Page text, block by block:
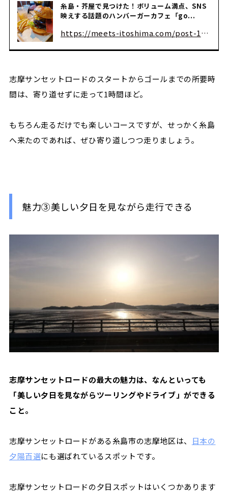
糸島・芥屋で見つけた！ボリューム満点、SNS
映えする話題のハンバーガーカフェ「go...
https://meets-itoshima.com/post-1902
志摩サンセットロードのスタートからゴールまでの所要時
間は、寄り道せずに走って1時間ほど。
もちろん走るだけでも楽しいコースですが、せっかく糸島
へ来たのであれば、ぜひ寄り道しつつ走りましょう。
魅力③美しい夕日を見ながら走行できる
志摩サンセットロードの最大の魅力は、なんといっても
「美しい夕日を見ながらツーリングやドライブ」ができる
こと。
志摩サンセットロードがある糸島市の志摩地区は、
日本の
夕陽百選にも選ばれているスポットです。
志摩サンセットロードの夕日スポットはいくつかあります